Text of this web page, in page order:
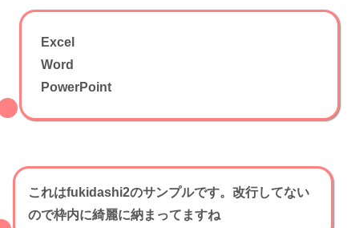
Excel
Word
PowerPoint
これはfukidashi2のサンプルです。改行してない
ので枠内に綺麗に納まってますね